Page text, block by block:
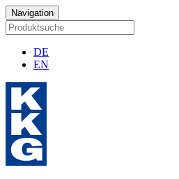
Navigation
DE
EN